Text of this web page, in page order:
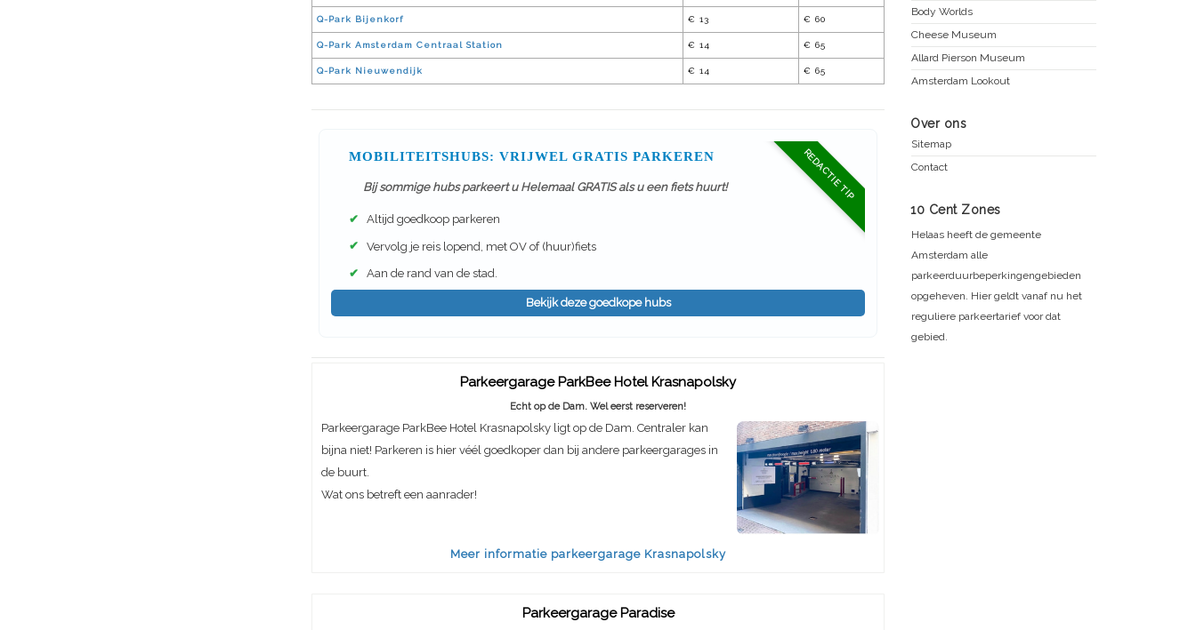
Q-Park Bijenkorf € 13 € 60
Q-Park Amsterdam Centraal Station € 14 € 65
Q-Park Nieuwendijk € 14 € 65
REDACTIE TIP
MOBILITEITSHUBS: VRIJWEL GRATIS PARKEREN
Bij sommige hubs parkeert u Helemaal GRATIS als u een fiets huurt!
✔ Altijd goedkoop parkeren
✔ Vervolg je reis lopend, met OV of (huur)fiets
✔ Aan de rand van de stad.
Bekijk deze goedkope hubs
Parkeergarage ParkBee Hotel Krasnapolsky
Echt op de Dam. Wel eerst reserveren!
Parkeergarage ParkBee Hotel Krasnapolsky ligt op de Dam. Centraler kan
bijna niet! Parkeren is hier véél goedkoper dan bij andere parkeergarages in
de buurt.
Wat ons betreft een aanrader!
Meer informatie parkeergarage Krasnapolsky
Parkeergarage Paradise
Body Worlds
Cheese Museum
Allard Pierson Museum
Amsterdam Lookout
Over ons
Sitemap
Contact
10 Cent Zones
Helaas heeft de gemeente
Amsterdam alle
parkeerduurbeperkingengebieden
opgeheven. Hier geldt vanaf nu het
reguliere parkeertarief voor dat
gebied.